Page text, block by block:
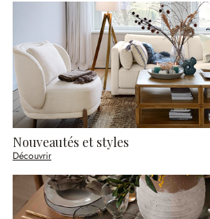
Nouveautés et styles
Découvrir